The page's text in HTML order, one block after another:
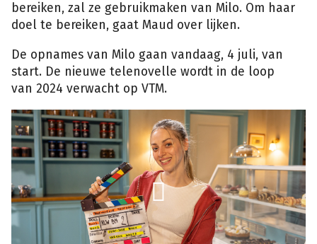
bereiken, zal ze gebruikmaken van Milo. Om haar
doel te bereiken, gaat Maud over lijken.
De opnames van Milo gaan vandaag, 4 juli, van
start. De nieuwe telenovelle wordt in de loop
van 2024 verwacht op VTM.